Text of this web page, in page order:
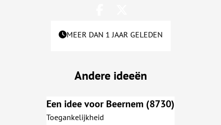
MEER DAN 1 JAAR GELEDEN
Andere ideeën
Een idee voor Beernem (8730)
Toegankelijkheid